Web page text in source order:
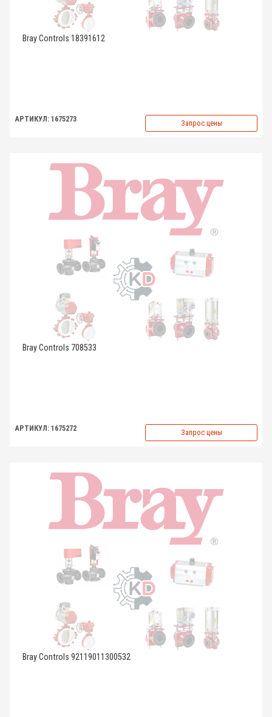
Bray Controls 18391612
АРТИКУЛ: 1675273 Запрос цены
Bray Controls 708533
АРТИКУЛ: 1675272 Запрос цены
Bray Controls 92119011300532